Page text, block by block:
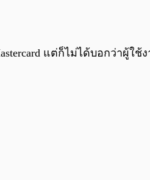
แต่ก็ไม่ได้บอกว่าผู้ใช้